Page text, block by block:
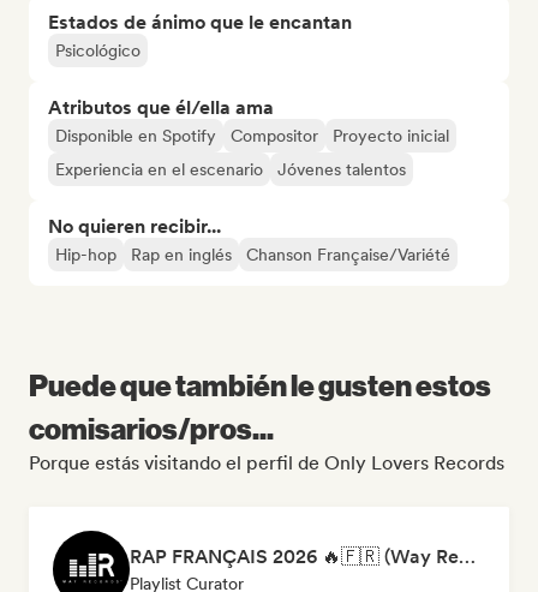
Estados de ánimo que le encantan
Psicológico
Atributos que él/ella ama
Disponible en Spotify Compositor
Proyecto inicial
Experiencia en el escenario
Jóvenes talentos
No quieren recibir...
Hip-hop Rap en inglés Chanson Française/Variété
Puede que también le gusten estos
comisarios/pros...
Porque estás visitando el perfil de Only Lovers Records
RAP FRANÇAIS 2026 🔥🇫🇷 (Way Records)
Playlist Curator